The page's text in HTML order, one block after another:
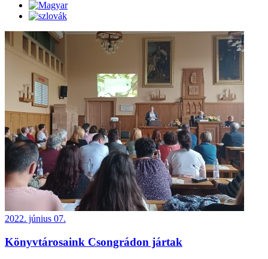
2022. június 07.
Könyvtárosaink Csongrádon jártak